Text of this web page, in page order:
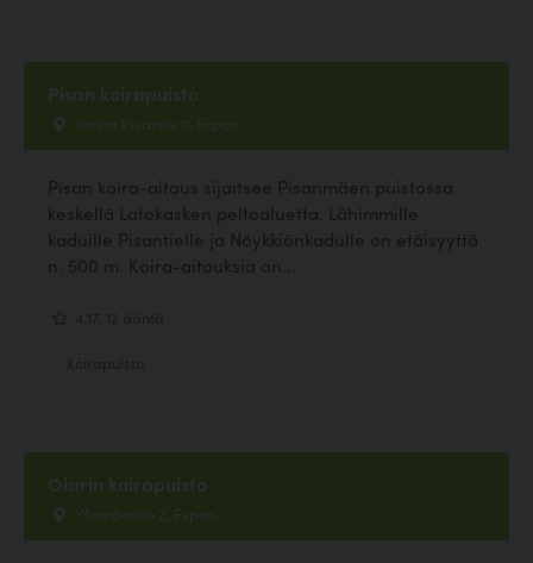
Pisan koirapuisto
Vanha Pisantie 11, Espoo
Pisan koira-aitaus sijaitsee Pisanmäen puistossa
keskellä Latokasken peltoaluetta. Lähimmille
kaduille Pisantielle ja Nöykkiönkadulle on etäisyyttä
n. 500 m. Koira-aitauksia on...
Olarin koirapuisto
Ylismäentie 2, Espoo